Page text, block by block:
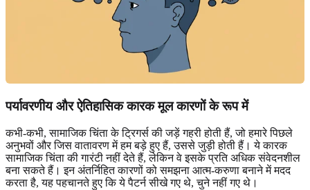
पर्यावरणीय और ऐतिहासिक कारक मूल कारणों के रूप में
कभी-कभी, सामाजिक चिंता के ट्रिगर्स की जड़ें गहरी होती हैं, जो हमारे पिछले
अनुभवों और जिस वातावरण में हम बड़े हुए हैं, उससे जुड़ी होती हैं। ये कारक
सामाजिक चिंता की गारंटी नहीं देते हैं, लेकिन वे इसके प्रति अधिक संवेदनशील
बना सकते हैं। इन अंतर्निहित कारणों को समझना आत्म-करुणा बनाने में मदद
करता है, यह पहचानते हुए कि ये पैटर्न सीखे गए थे, चुने नहीं गए थे।